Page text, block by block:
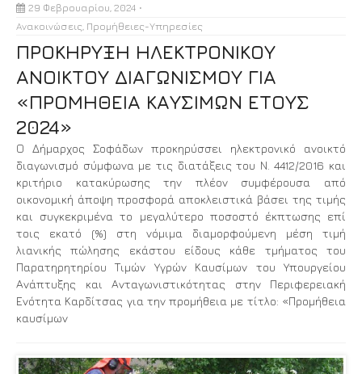
29 Φεβρουαρίου, 2024
Ανακοινώσεις Προμήθειες-Υπηρεσίες
ΠΡΟΚΗΡΥΞΗ ΗΛΕΚΤΡΟΝΙΚΟΥ
ΑΝΟΙΚΤΟΥ ΔΙΑΓΩΝΙΣΜΟΥ ΓΙΑ
«ΠΡΟΜΗΘΕΙΑ ΚΑΥΣΙΜΩΝ ΕΤΟΥΣ
2024»
Ο Δήμαρχος Σοφάδων προκηρύσσει ηλεκτρονικό ανοικτό
διαγωνισμό σύμφωνα με τις διατάξεις του Ν. 4412/2016 και
κριτήριο κατακύρωσης την πλέον συμφέρουσα από
οικονομική άποψη προσφορά αποκλειστικά βάσει της τιμής
και συγκεκριμένα το μεγαλύτερο ποσοστό έκπτωσης επί
τοις εκατό (%) στη νόμιμα διαμορφούμενη μέση τιμή
λιανικής πώλησης εκάστου είδους κάθε τμήματος του
Παρατηρητηρίου Τιμών Υγρών Καυσίμων του Υπουργείου
Ανάπτυξης και Ανταγωνιστικότητας στην Περιφερειακή
Ενότητα Καρδίτσας για την προμήθεια με τίτλο: «Προμήθεια
καυσίμων